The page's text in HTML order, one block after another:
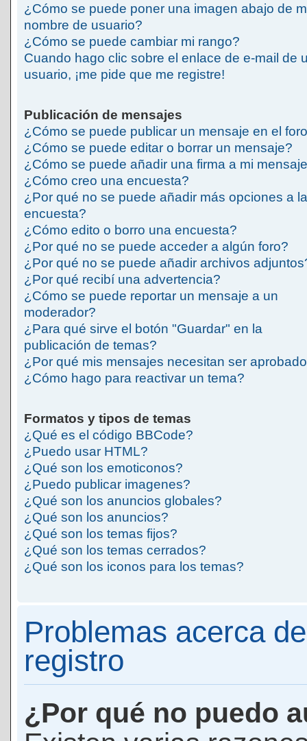
¿Cómo se puede poner una imagen abajo de
nombre de usuario?
¿Cómo se puede cambiar mi rango?
Cuando hago clic sobre el enlace de e-mail de
usuario, ¡me pide que me registre!
Publicación de mensajes
¿Cómo se puede publicar un mensaje en el
¿Cómo se puede editar o borrar un mensaje?
¿Cómo se puede añadir una firma a mi
¿Cómo creo una encuesta?
¿Por qué no se puede añadir más opciones a la
encuesta?
¿Cómo edito o borro una encuesta?
¿Por qué no se puede acceder a algún foro?
¿Por qué no se puede añadir archivos
¿Por qué recibí una advertencia?
¿Cómo se puede reportar un mensaje a un
moderador?
¿Para qué sirve el botón "Guardar" en la
publicación de temas?
¿Por qué mis mensajes necesitan ser
¿Cómo hago para reactivar un tema?
Formatos y tipos de temas
¿Qué es el código BBCode?
¿Puedo usar HTML?
¿Qué son los emoticonos?
¿Puedo publicar imagenes?
¿Qué son los anuncios globales?
¿Qué son los anuncios?
¿Qué son los temas fijos?
¿Qué son los temas cerrados?
¿Qué son los iconos para los temas?
Problemas acerca
registro
¿Por qué no puedo